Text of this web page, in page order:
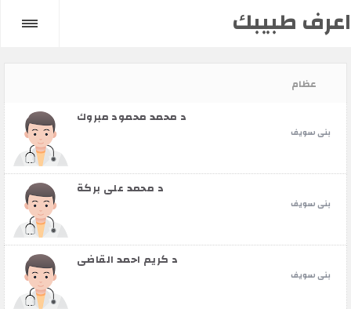
اعرف طبيبك
عظام
د محمد محمود مبروك
بنى سويف
د محمد علي بركة
بنى سويف
د كريم احمد القاضي
بنى سويف